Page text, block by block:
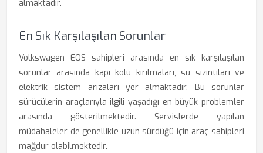
almaktadır.
En Sık Karşılaşılan Sorunlar
Volkswagen EOS sahipleri arasında en sık karşılaşılan
sorunlar arasında kapı kolu kırılmaları, su sızıntıları ve
elektrik sistem arızaları yer almaktadır. Bu sorunlar
sürücülerin araçlarıyla ilgili yaşadığı en büyük problemler
arasında gösterilmektedir. Servislerde yapılan
müdahaleler de genellikle uzun sürdüğü için araç sahipleri
mağdur olabilmektedir.